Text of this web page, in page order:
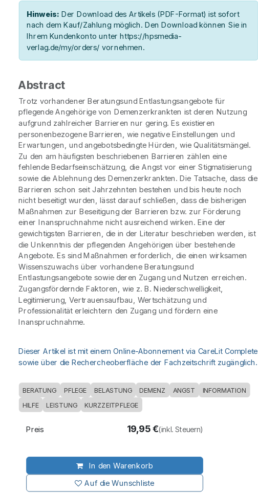
Hinweis: Der Download des Artikels (PDF-Format) ist sofort
nach dem Kauf/Zahlung möglich. Den Download können Sie in
Ihrem Kundenkonto unter https://hpsmedia-
verlag.de/my/orders/ vornehmen.
Abstract
Trotz vorhandener Beratungsund Entlastungsangebote für
pflegende Angehörige von Demenzerkrankten ist deren Nutzung
aufgrund zahlreicher Barrieren nur gering. Es existieren
personenbezogene Barrieren, wie negative Einstellungen und
Erwartungen, und angebotsbedingte Hürden, wie Qualitätsmängel.
Zu den am häufigsten beschriebenen Barrieren zählen eine
fehlende Bedarfseinschätzung, die Angst vor einer Stigmatisierung
sowie die Ablehnung des Demenzerkrankten. Die Tatsache, dass die
Barrieren schon seit Jahrzehnten bestehen und bis heute noch
nicht beseitigt wurden, lässt darauf schließen, dass die bisherigen
Maßnahmen zur Beseitigung der Barrieren bzw. zur Förderung
einer Inanspruchnahme nicht ausreichend wirken. Eine der
gewichtigsten Barrieren, die in der Literatur beschrieben werden, ist
die Unkenntnis der pflegenden Angehörigen über bestehende
Angebote. Es sind Maßnahmen erforderlich, die einen wirksamen
Wissenszuwachs über vorhandene Beratungsund
Entlastungsangebote sowie deren Zugang und Nutzen erreichen.
Zugangsfördernde Faktoren, wie z. B. Niederschwelligkeit,
Legitimierung, Vertrauensaufbau, Wertschätzung und
Professionalität erleichtern den Zugang und fördern eine
Inanspruchnahme.
Dieser Artikel ist mit einem Online-Abonnement via CareLit Complete
sowie über die Rechercheoberfläche der Fachzeitschrift zugänglich.
BERATUNG PFLEGE BELASTUNG DEMENZ ANGST INFORMATION
HILFE LEISTUNG KURZZEITPFLEGE
In den Warenkorb
Auf die Wunschliste
Preis 19,95€(inkl. Steuern)